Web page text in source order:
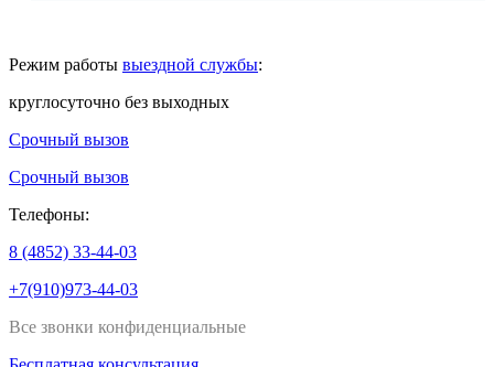
Режим работы выездной службы:
круглосуточно без выходных
Срочный вызов
Срочный вызов
Телефоны:
8 (4852) 33-44-03
+7(910)973-44-03
Все звонки конфиденциальные